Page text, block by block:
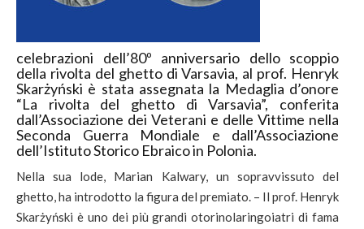
celebrazioni dell’80º anniversario dello scoppio
della rivolta del ghetto di Varsavia, al prof. Henryk
Skarżyński è stata assegnata la Medaglia d’onore
“La rivolta del ghetto di Varsavia”, conferita
dall’Associazione dei Veterani e delle Vittime nella
Seconda Guerra Mondiale e dall’Associazione
dell’Istituto Storico Ebraico in Polonia.
Nella sua lode, Marian Kalwary, un sopravvissuto del
ghetto, ha introdotto la figura del premiato. – Il prof. Henryk
Skarżyński è uno dei più grandi otorinolaringoiatri di fama